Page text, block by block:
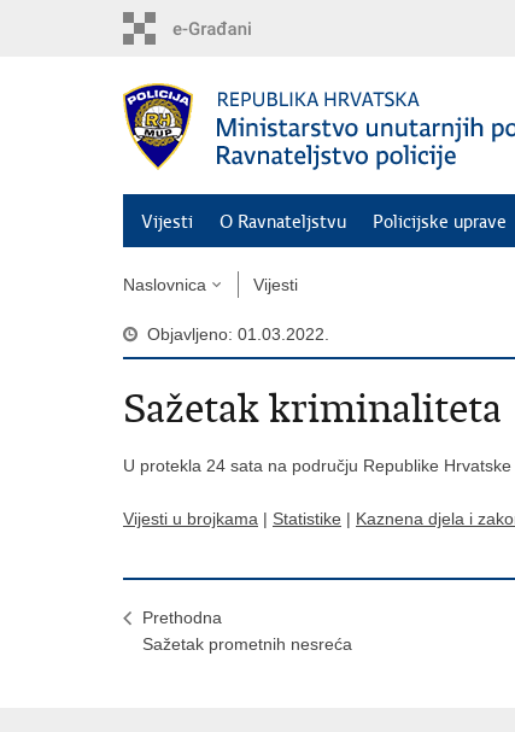
Vijesti O Ravnateljstvu Policijske uprave
Naslovnica Vijesti
Objavljeno: 01.03.2022.
Sažetak kriminaliteta
U protekla 24 sata na području Republike
Vijesti u brojkama | Statistike | Kaznena djela i
Prethodna
Sažetak prometnih nesreća